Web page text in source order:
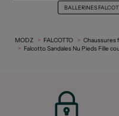
BALLERINES
MODZ FALCOTTO Chaussures
Falcotto Sandales Nu Pieds Fille